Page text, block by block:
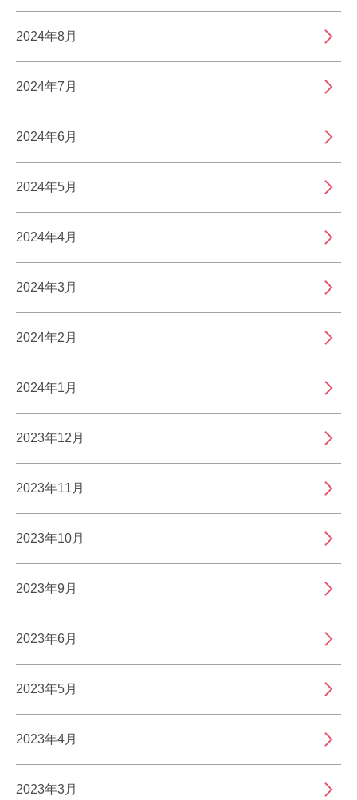
2024年8月
2024年7月
2024年6月
2024年5月
2024年4月
2024年3月
2024年2月
2024年1月
2023年12月
2023年11月
2023年10月
2023年9月
2023年6月
2023年5月
2023年4月
2023年3月